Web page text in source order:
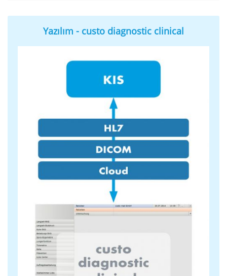
Yazılım - custo diagnostic clinical